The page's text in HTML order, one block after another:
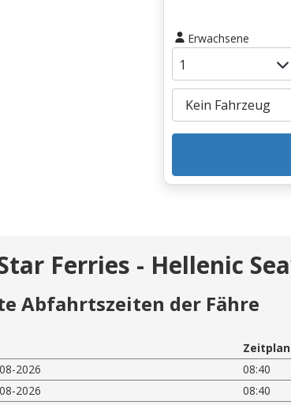
Erwachsene
Ferries - Hellenic
Abfahrtszeiten der Fähre
Zeitplan
2026
08:40
2026
08:40